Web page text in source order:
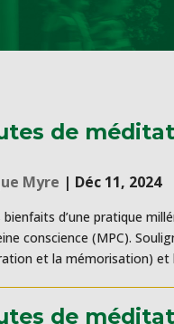
de
Myre | Déc 11, 2024
bienfaits d’une pratique
conscience (MPC).
et la mémorisation) et
de